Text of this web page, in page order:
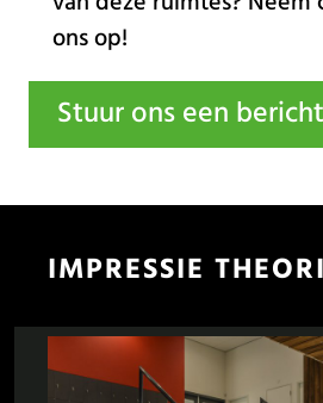
ons op!
Stuur ons een bericht
IMPRESSIE